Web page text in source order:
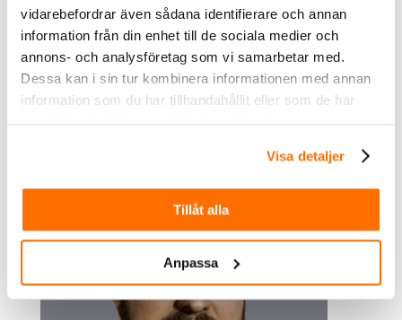
vidarebefordrar även sådana identifierare och annan
information från din enhet till de sociala medier och
annons- och analysföretag som vi samarbetar med.
Dessa kan i sin tur kombinera informationen med annan
information som du har tillhandahållit eller som de har
Visa detaljer
Tillåt alla
Anpassa
Robin Lundqvist
Fordonspåbyggare verkstad